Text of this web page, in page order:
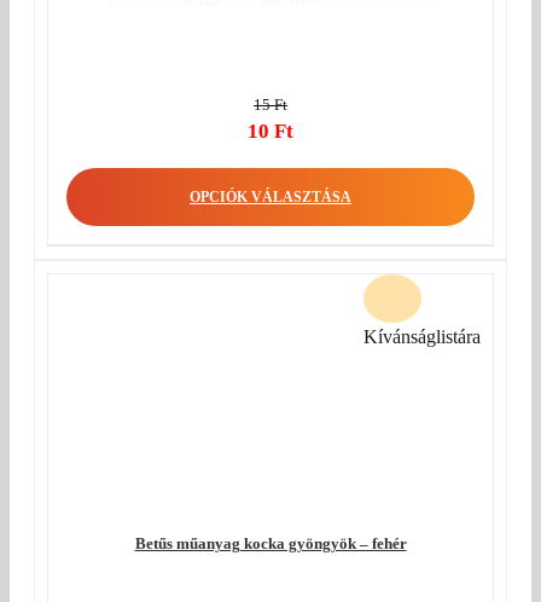
15Ft
Original
was:
10 Ft
price
OPCIÓK VÁLASZTÁSA
Betűs műanyag kocka gyöngyök – fehér
Kívánságlistára